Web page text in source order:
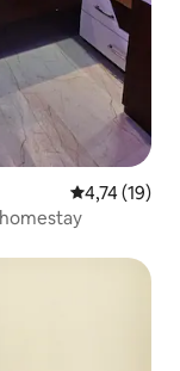
Gemiddelde
4,74 (19)